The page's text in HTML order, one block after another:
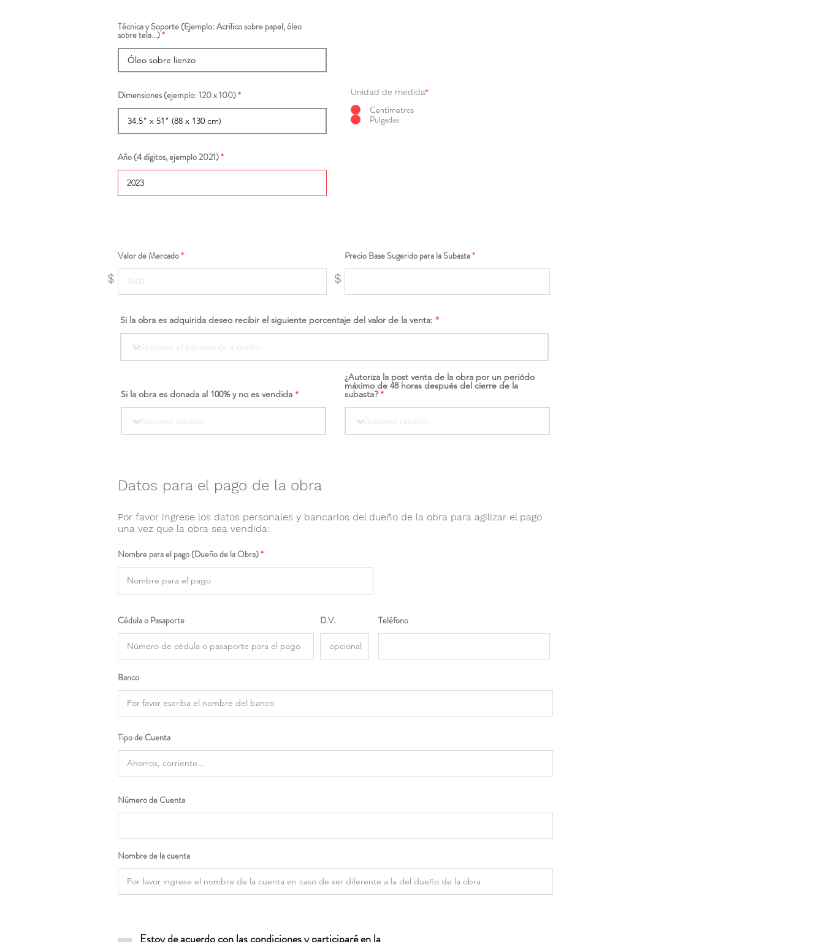
Técnica y Soporte (Ejemplo: Acrilico sobre papel, óleo
sobre tela...)
Dimensiones (ejemplo: 120 x 100) Unidad de medida*
Centímetros
Pulgadas
Año (4 dígitos, ejemplo 2021)
$
Valor de Mercado
$
Precio Base Sugerido para la Subasta
Si la obra es adquirida deseo recibir el siguiente porcentaje del valor de la venta:
Si la obra es donada al 100% y no es vendida
¿Autoriza la post venta de la obra por un periódo
máximo de 48 horas después del cierre de la
subasta?
Datos para el pago de la obra
Por favor ingrese los datos personales y bancarios del dueño de la obra para agilizar el pago
una vez que la obra sea vendida:
Nombre para el pago (Dueño de la Obra)
Cédula o Pasaporte D.V. Teléfono
Banco
Tipo de Cuenta
Número de Cuenta
Nombre de la cuenta